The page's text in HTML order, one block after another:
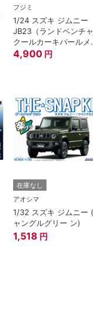
フジミ
1/24 スズキ ジムニー
JB23（ランドベンチ
クールカーキパールメ
リック）
4,900 円
在庫なし
アオシマ
1/32 スズキ ジムニー
ャングルグリー ン)
1,518 円